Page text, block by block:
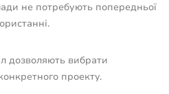
не потребують попередньої
дозволяють вибрати
проекту.